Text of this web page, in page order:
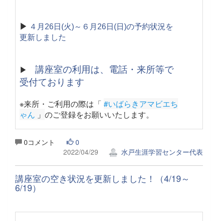
▶ ４月26日(火)～６月26日(日)の予約状況を
更新しました
▶ 講座室の利用は、電話・来所等で
受付ております
※来所・ご利用の際は「 #いばらきアマビエち
ゃん 」 のご登録をお願いいたします。
0コメント
0
2022/04/29
水戸生涯学習センター代表
講座室の空き状況を更新しました！（4/19～
6/19）